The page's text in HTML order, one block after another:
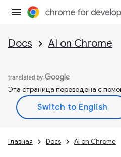
Docs AI on Chrome
Эта страница переведена с
Главная Docs AI on Chrome